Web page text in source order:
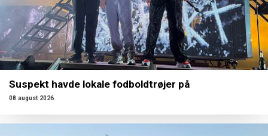
Suspekt havde lokale fodboldtrøjer på
08 august 2026